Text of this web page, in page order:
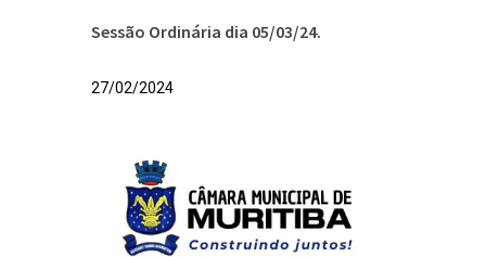
Sessão Ordinária dia 05/03/24.
27/02/2024